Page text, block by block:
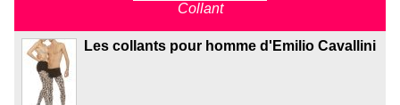
Collant
Les collants pour homme d'Emilio Cavallini